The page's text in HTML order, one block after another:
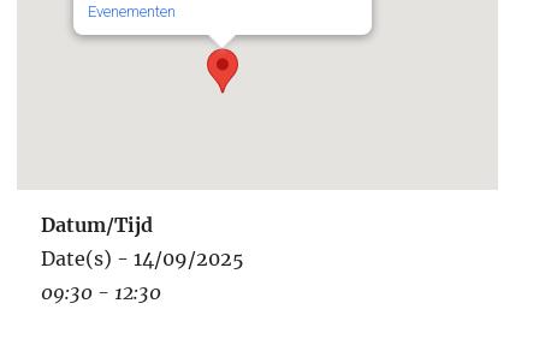
Evenementen
Datum/Tijd
Date(s) - 14/09/2025
09:30 - 12:30